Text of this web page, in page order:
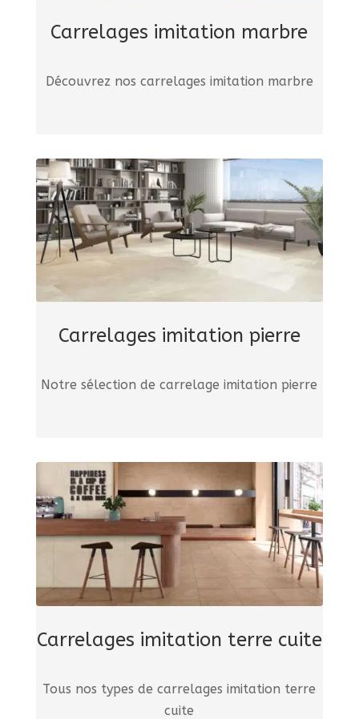
Carrelages imitation marbre
Découvrez nos carrelages imitation marbre
Carrelages imitation pierre
Notre sélection de carrelage imitation pierre
Carrelages imitation terre cuite
Tous nos types de carrelages imitation terre
cuite